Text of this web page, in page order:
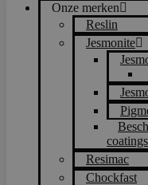
Onze merken
Reslin
Jesmonite
coatings
Resimac
Chockfast